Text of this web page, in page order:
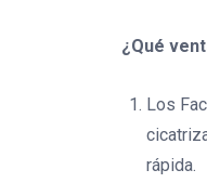
¿Qué
Los
rápida.